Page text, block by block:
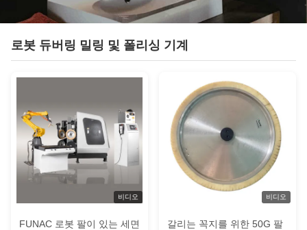
로봇 듀버링 밀링 및 폴리싱 기계
비디오
FUNAC 로봇 팔이 있는 세면
비디오
갈리는 꼭지를 위한 50G 팔